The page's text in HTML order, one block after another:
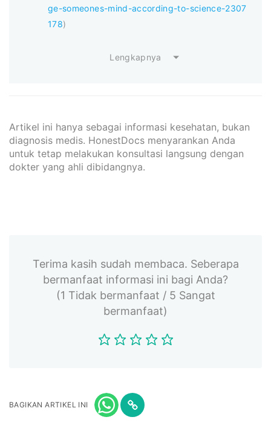
ge-someones-mind-according-to-science-2307
178)
Lengkapnya
Artikel ini hanya sebagai informasi kesehatan, bukan
diagnosis medis. HonestDocs menyarankan Anda
untuk tetap melakukan konsultasi langsung dengan
dokter yang ahli dibidangnya.
Terima kasih sudah membaca. Seberapa
bermanfaat informasi ini bagi Anda?
(1 Tidak bermanfaat / 5 Sangat
bermanfaat)
BAGIKAN ARTIKEL INI